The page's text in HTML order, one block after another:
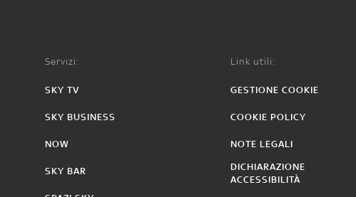
Servizi:
SKY TV
SKY BUSINESS
NOW
SKY BAR
Link utili:
GESTIONE COOKIE
COOKIE POLICY
NOTE LEGALI
DICHIARAZIONE
ACCESSIBILITÀ